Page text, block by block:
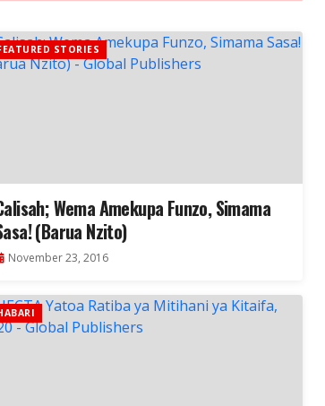
STORIES
Wema Amekupa Funzo, Simama
(Barua Nzito)
November 23, 2016